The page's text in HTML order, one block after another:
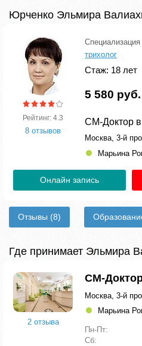
Юрченко Эльмира
Рейтинг: 4.3
8 отзывов
Специализация
трихолог
Стаж: 18 лет
5 580 руб.
СМ-Доктор
Москва, 3-й
Марьина
Онлайн запись
Отзывы (8)
Где принимает Эльмира
2 отзыва
СМ-
Москва, 3-й
Марьина
Пн-Пт:
Сб: